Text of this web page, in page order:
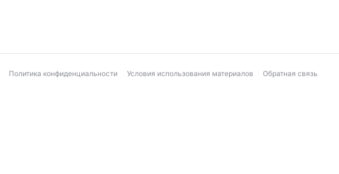
Политика конфиденциальности Условия использования материалов Обратная связь